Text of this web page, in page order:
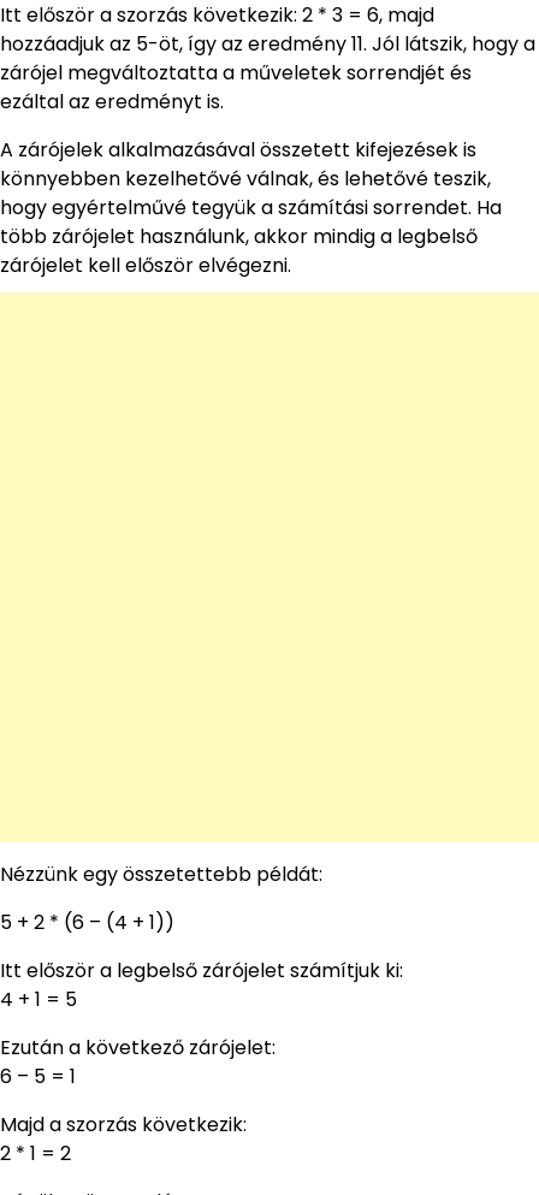
Itt először a szorzás következik: 2 * 3 = 6, majd
hozzáadjuk az 5-öt, így az eredmény 11. Jól látszik, hogy a
zárójel megváltoztatta a műveletek sorrendjét és
ezáltal az eredményt is.
A zárójelek alkalmazásával összetett kifejezések is
könnyebben kezelhetővé válnak, és lehetővé teszik,
hogy egyértelművé tegyük a számítási sorrendet. Ha
több zárójelet használunk, akkor mindig a legbelső
zárójelet kell először elvégezni.
Nézzünk egy összetettebb példát:
5 + 2 * (6 – (4 + 1))
Itt először a legbelső zárójelet számítjuk ki:
4 + 1 = 5
Ezután a következő zárójelet:
6 – 5 = 1
Majd a szorzás következik:
2 * 1 = 2